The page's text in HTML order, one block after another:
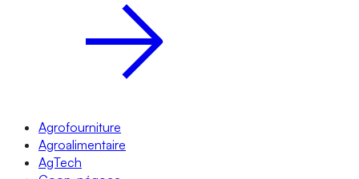
Agrofourniture
Agroalimentaire
AgTech